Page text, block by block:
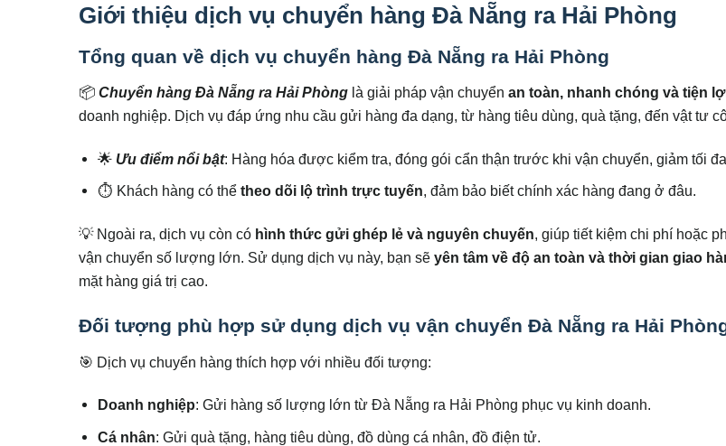
Giới thiệu dịch vụ chuyển hàng Đà Nẵng ra Hải Phòng
Tổng quan về dịch vụ chuyển hàng Đà Nẵng ra Hải Phòng
📦 Chuyển hàng Đà Nẵng ra Hải Phòng là giải pháp vận chuyển an toàn, nhanh chóng và tiện
doanh nghiệp. Dịch vụ đáp ứng nhu cầu gửi hàng đa dạng, từ hàng tiêu dùng, quà tặng, đến vật tư
🌟 Ưu điểm nổi bật: Hàng hóa được kiểm tra, đóng gói cẩn thận trước khi vận chuyển, giảm tối
⏱ Khách hàng có thểtheo dõi lộ trình trực tuyến, đảm bảo biết chính xác hàng đang ở đâu.
💡 Ngoài ra, dịch vụ còn có hình thức gửi ghép lẻ và nguyên chuyến, giúp tiết kiệm chi phí hoặc
vận chuyển số lượng lớn. Sử dụng dịch vụ này, bạn sẽ yên tâm về độ an toàn và thời gian giao
mặt hàng giá trị cao.
Đối tượng phù hợp sử dụng dịch vụ vận chuyển Đà Nẵng ra Hải
🎯 Dịch vụ chuyển hàng thích hợp với nhiều đối tượng:
Doanh nghiệp: Gửi hàng số lượng lớn từ Đà Nẵng ra Hải Phòng phục vụ kinh doanh.
Cá nhân: Gửi quà tặng, hàng tiêu dùng, đồ dùng cá nhân, đồ điện tử.